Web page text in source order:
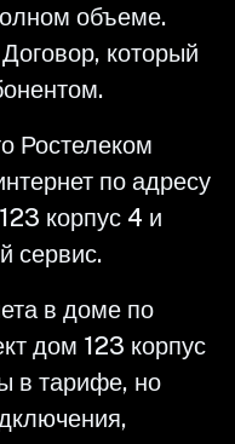
объеме.
который
Ростелеком
по адресу
корпус 4 и
сервис.
в доме по
дом 123 корпус
в тарифе, но